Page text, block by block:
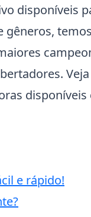
disponíveis
gêneros, temos
Veja
disponíveis
e rápido!